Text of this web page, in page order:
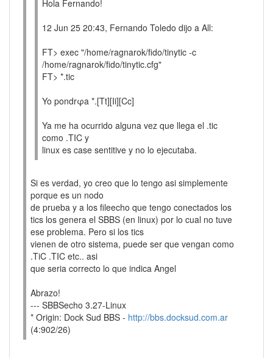
Hola Fernando!
12 Jun 25 20:43, Fernando Toledo dijo a All:
FT> exec "/home/ragnarok/fido/tinytic -c
/home/ragnarok/fido/tinytic.cfg"
FT> *.tic
Yo pondrφa *.[Tt][Ii][Cc]
Ya me ha ocurrido alguna vez que llega el .tic
como .TIC y
linux es case sentitive y no lo ejecutaba.
Si es verdad, yo creo que lo tengo asi simplemente
porque es un nodo
de prueba y a los fileecho que tengo conectados los
tics los genera el SBBS (en linux) por lo cual no tuve
ese problema. Pero si los tics
vienen de otro sistema, puede ser que vengan como
.TiC .TIC etc.. asi
que seria correcto lo que indica Angel
Abrazo!
--- SBBSecho 3.27-Linux
* Origin: Dock Sud BBS - http://bbs.docksud.com.ar
(4:902/26)